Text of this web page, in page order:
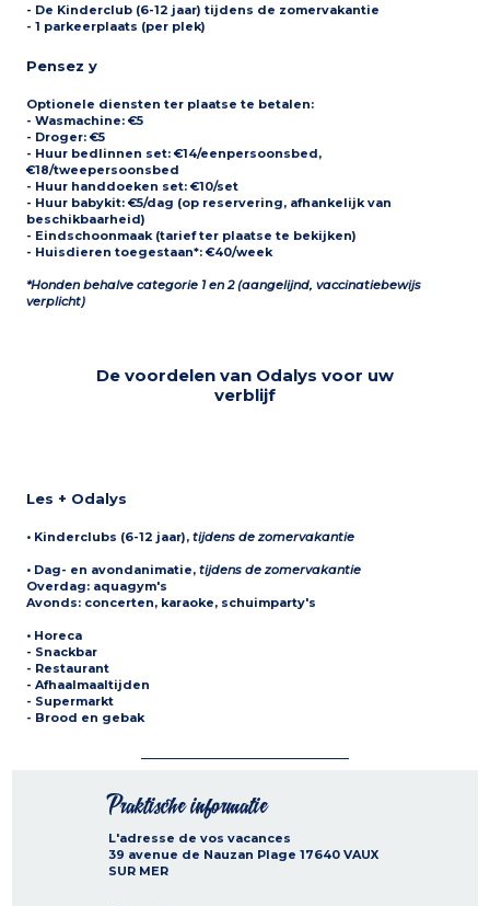
- De Kinderclub (6-12 jaar) tijdens de zomervakantie
- 1 parkeerplaats (per plek)
Pensez y
Optionele diensten ter plaatse te betalen:
- Wasmachine: €5
- Droger: €5
- Huur bedlinnen set: €14/eenpersoonsbed,
€18/tweepersoonsbed
- Huur handdoeken set: €10/set
- Huur babykit: €5/dag (op reservering, afhankelijk van
beschikbaarheid)
- Eindschoonmaak (tarief ter plaatse te bekijken)
- Huisdieren toegestaan*: €40/week
*Honden behalve categorie 1 en 2 (aangelijnd, vaccinatiebewijs
verplicht)
De voordelen van Odalys voor uw
verblijf
Les + Odalys
• Kinderclubs (6-12 jaar),tijdens de zomervakantie
• Dag- en avondanimatie,tijdens de zomervakantie
Overdag: aquagym's
Avonds: concerten, karaoke, schuimparty's
• Horeca
- Snackbar
- Restaurant
- Afhaalmaaltijden
- Supermarkt
- Brood en gebak
Praktische informatie
L'adresse de vos vacances
39 avenue de Nauzan Plage 17640 VAUX
SUR MER